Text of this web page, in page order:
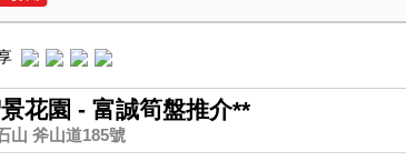
花園 - 富誠筍盤推介**
山 斧山道185號